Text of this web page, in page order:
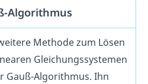
Algorithmus
Methode zum Lösen
Gleichungssystemen
Gauß-Algorithmus. Ihn